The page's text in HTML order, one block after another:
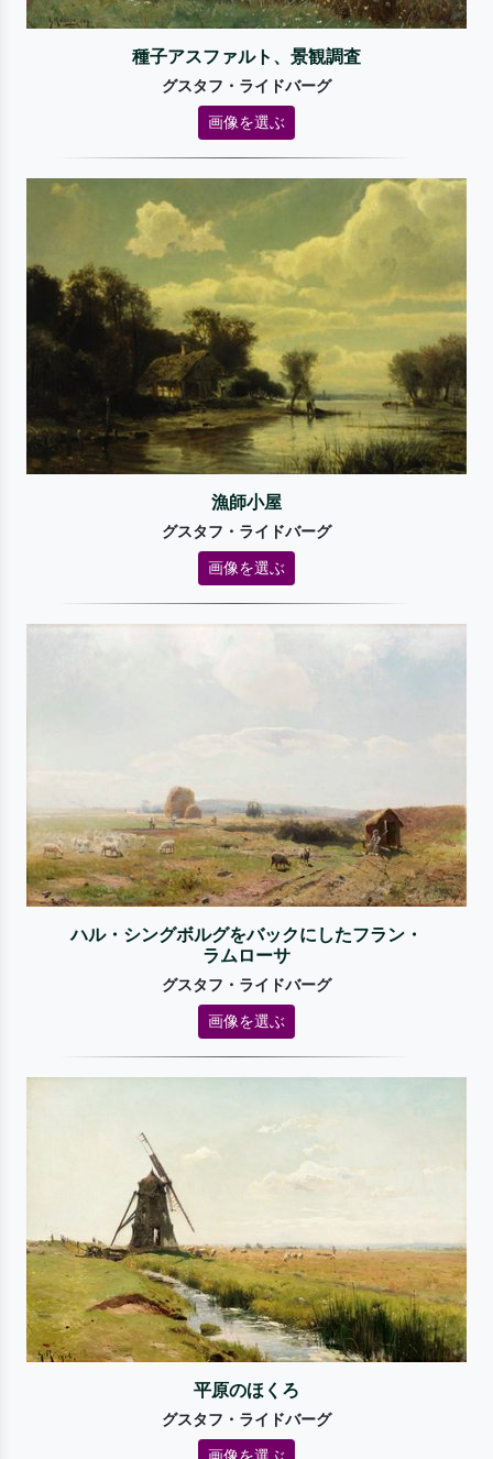
種子アスファルト、景観調査
グスタフ・ライドバーグ
画像を選ぶ
漁師小屋
グスタフ・ライドバーグ
画像を選ぶ
ハル・シングボルグをバックにしたフラン・
ラムローサ
グスタフ・ライドバーグ
画像を選ぶ
平原のほくろ
グスタフ・ライドバーグ